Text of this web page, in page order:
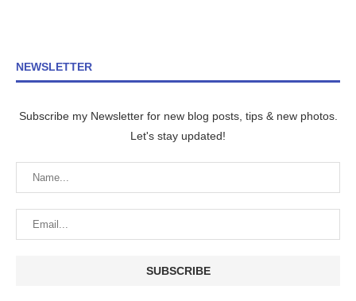
NEWSLETTER
Subscribe my Newsletter for new blog posts, tips & new photos.
Let's stay updated!